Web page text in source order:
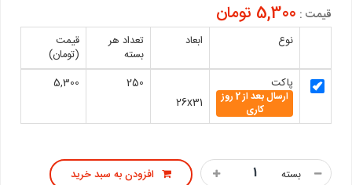
قیمت : 5,300 تومان
نوع ابعاد
تعداد هر
بسته
قیمت
(تومان)
پاکت
ارسال بعد از 2 روز
کاری
26x31
250
5,300
بسته افزودن به سبد خرید